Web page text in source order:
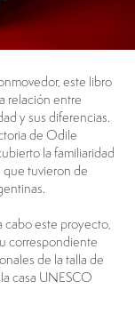
este libro
relación entre
y sus diferencias.
de Odile
la familiaridad
que tuvieron de
cabo este proyecto,
correspondiente
de la talla de
casa UNESCO